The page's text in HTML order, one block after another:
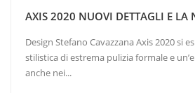
AXIS 2020 NUOVI DETTAGLI E LA
Design Stefano Cavazzana Axis 2020 si
stilistica di estrema pulizia formale e
anche nei...